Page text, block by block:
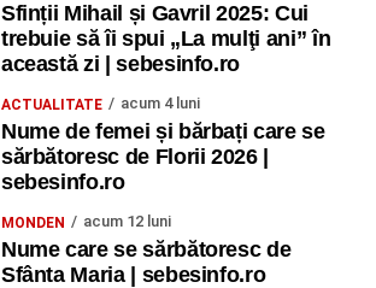
Sfinții Mihail și Gavril 2025: Cui
trebuie să îi spui „La mulţi ani” în
această zi | sebesinfo.ro
ACTUALITATE acum 4 luni
Nume de femei și bărbați care se
sărbătoresc de Florii 2026 |
sebesinfo.ro
MONDEN acum 12 luni
Nume care se sărbătoresc de
Sfânta Maria | sebesinfo.ro